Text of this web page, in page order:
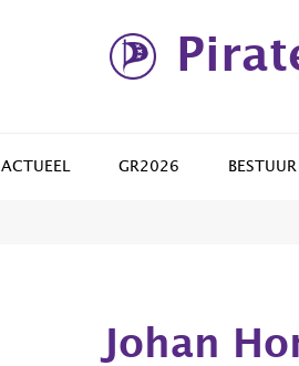
ACTUEEL GR2026 BESTUUR
Johan